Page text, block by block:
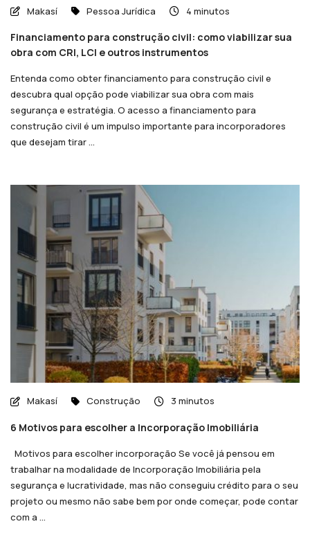
Makasí Pessoa Jurídica 4 minutos
Financiamento para construção civil: como viabilizar sua
obra com CRI, LCI e outros instrumentos
Entenda como obter financiamento para construção civil e
descubra qual opção pode viabilizar sua obra com mais
segurança e estratégia. O acesso a financiamento para
construção civil é um impulso importante para incorporadores
que desejam tirar ...
Makasí Construção 3 minutos
6 Motivos para escolher a Incorporação Imobiliária
Motivos para escolher incorporação Se você já pensou em
trabalhar na modalidade de Incorporação Imobiliária pela
segurança e lucratividade, mas não conseguiu crédito para o seu
projeto ou mesmo não sabe bem por onde começar, pode contar
com a ...